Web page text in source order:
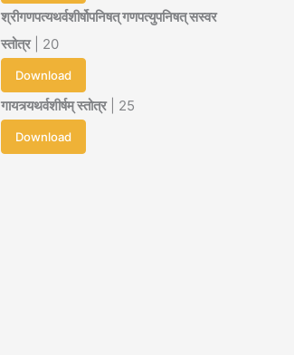
श्रीगणपत्यथर्वशीर्षोपनिषत् गणपत्युपनिषत् सस्वर
स्तोत्र| 20
Download
गायत्र्यथर्वशीर्षम् स्तोत्र| 25
Download